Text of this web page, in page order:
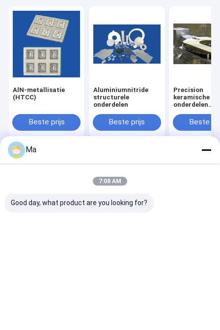
AlN-metallisatie
(HTCC)
Beste prijs
Aluminiumnitride
structurele
onderdelen
Beste prijs
Precision
keramische
onderdelen
handhaving
Beste
ons
ons
Site
Sitemap
Privacy Policy
Reserved.
Ma
7:08 AM
Good day, what product are you looking for?